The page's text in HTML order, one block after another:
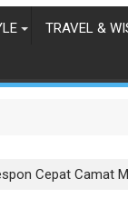
TRAVEL &
Cepat Camat